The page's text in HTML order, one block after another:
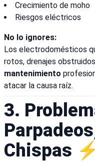
Crecimiento de moho
Riesgos eléctricos
No lo ignores:
Los electrodomésticos
rotos, drenajes
mantenimiento
atacar la causa raíz.
3.
Chispas ⚡